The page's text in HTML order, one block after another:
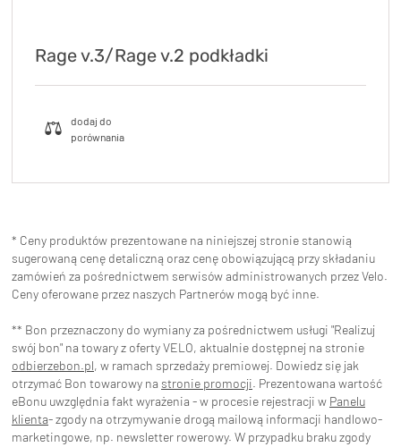
Rage v.3/Rage v.2 podkładki
* Ceny produktów prezentowane na niniejszej stronie stanowią
sugerowaną cenę detaliczną oraz cenę obowiązującą przy składaniu
zamówień za pośrednictwem serwisów administrowanych przez Velo.
Ceny oferowane przez naszych Partnerów mogą być inne.
** Bon przeznaczony do wymiany za pośrednictwem usługi "Realizuj
swój bon" na towary z oferty VELO, aktualnie dostępnej na stronie
odbierzebon.pl, w ramach sprzedaży premiowej. Dowiedz się jak
otrzymać Bon towarowy na stronie promocji. Prezentowana wartość
eBonu uwzględnia fakt wyrażenia - w procesie rejestracji w Panelu
klienta- zgody na otrzymywanie drogą mailową informacji handlowo-
marketingowe, np. newsletter rowerowy. W przypadku braku zgody